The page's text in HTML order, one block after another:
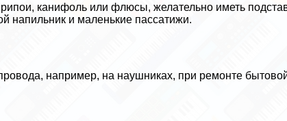
канифоль или флюсы, желательно иметь
напильник и маленькие пассатижи.
например, на наушниках, при ремонте бытовой